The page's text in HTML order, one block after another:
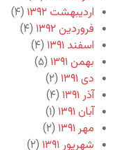
اردیبهشت ۱۳۹۲
(۴)
فروردین ۱۳۹۲
(۴)
اسفند ۱۳۹۱
(۴)
بهمن ۱۳۹۱
(۵)
دی ۱۳۹۱
(۲)
آذر ۱۳۹۱
(۴)
آبان ۱۳۹۱
(۱)
مهر ۱۳۹۱
(۲)
شهریور ۱۳۹۱
(۲)